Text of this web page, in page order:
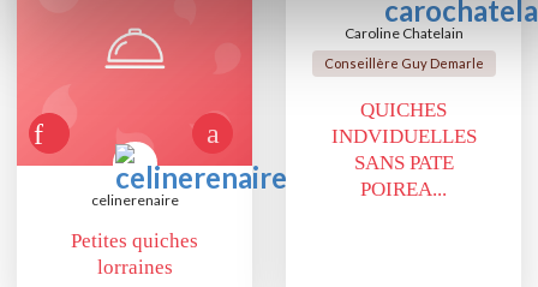
celinerenaire
Petites quiches
lorraines
Caroline Chatelain
Conseillère Guy Demarle
QUICHES
INDVIDUELLES
SANS PATE
POIREA...